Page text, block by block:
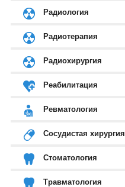
Радиология
Радиотерапия
Радиохирургия
Реабилитация
Ревматология
Сосудистая хирургия
Стоматология
Травматология